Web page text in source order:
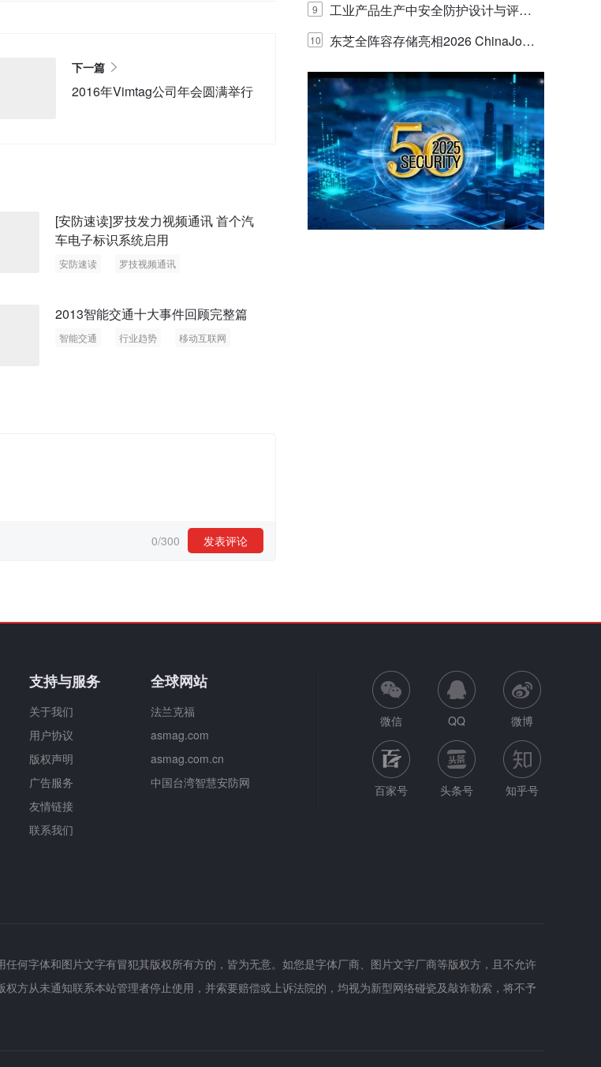
下一篇
2016年Vimtag公司年会圆满举行
[安防速读]罗技发力视频通讯 首个汽
车电子标识系统启用
安防速读
罗技视频通讯
2013智能交通十大事件回顾完整篇
智能交通 行业趋势 移动互联网
0/300 发表评论
E IQ 3.20开启安防运营智能新时代
9
工业产品生产中安全防护设计与评估
的实践与探讨
10
东芝全阵容存储亮相2026 ChinaJo
y，以海量数据底座赋能“与AI同游”新
体验
支持与服务
关于我们
用户协议
版权声明
广告服务
友情链接
联系我们
全球网站
法兰克福
asmag.com
asmag.com.cn
中国台湾智慧安防网
微信 QQ 微博
百家号 头条号 知乎号
何字体和图片文字有冒犯其版权所有方的，皆为无意。如您是字体厂商、图片文字厂商等版权方，且不允许
方从未通知联系本站管理者停止使用，并索要赔偿或上诉法院的，均视为新型网络碰瓷及敲诈勒索，将不予